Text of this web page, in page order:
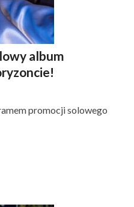
album
promocji solowego